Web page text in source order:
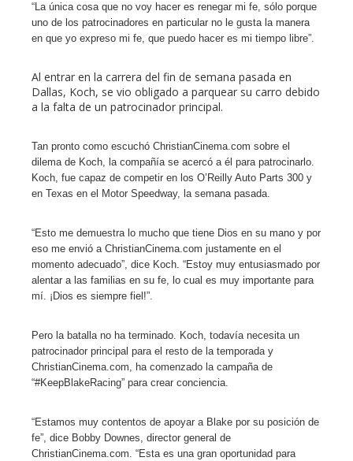
“La única cosa que no voy hacer es renegar mi fe, sólo porque
uno de los patrocinadores en particular no le gusta la manera
en que yo expreso mi fe, que puedo hacer es mi tiempo libre”.
Al entrar en la carrera del fin de semana pasada en
Dallas, Koch, se vio obligado a parquear su carro debido
a la falta de un patrocinador principal.
Tan pronto como escuchó ChristianCinema.com sobre el
dilema de Koch, la compañía se acercó a él para patrocinarlo.
Koch, fue capaz de competir en los O’Reilly Auto Parts 300 y
en Texas en el Motor Speedway, la semana pasada.
“Esto me demuestra lo mucho que tiene Dios en su mano y por
eso me envió a ChristianCinema.com justamente en el
momento adecuado”, dice Koch. “Estoy muy entusiasmado por
alentar a las familias en su fe, lo cual es muy importante para
mí. ¡Dios es siempre fiel!”.
Pero la batalla no ha terminado. Koch, todavía necesita un
patrocinador principal para el resto de la temporada y
ChristianCinema.com, ha comenzado la campaña de
“#KeepBlakeRacing” para crear conciencia.
“Estamos muy contentos de apoyar a Blake por su posición de
fe”, dice Bobby Downes, director general de
ChristianCinema.com. “Esta es una gran oportunidad para